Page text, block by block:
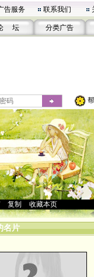
告服务 联系我们
坛 分类广告
> 复制 收藏本页
名片